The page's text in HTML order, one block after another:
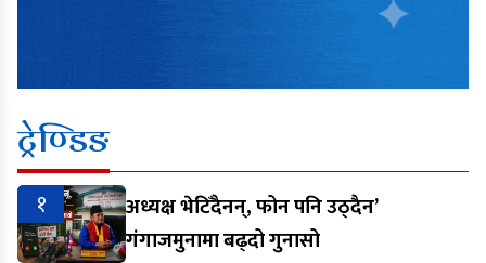
ट्रेण्डिङ
१
अध्यक्ष भेटिँदैनन्, फोन पनि उठ्दैन’
गंगाजमुनामा बढ्दो गुनासो